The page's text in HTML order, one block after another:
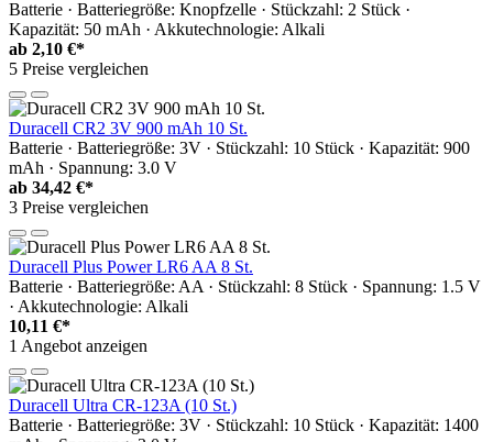
Batterie · Batteriegröße: Knopfzelle · Stückzahl: 2 Stück ·
Kapazität: 50 mAh · Akkutechnologie: Alkali
ab 2,10 €*
5 Preise vergleichen
Duracell CR2 3V 900 mAh 10 St.
Batterie · Batteriegröße: 3V · Stückzahl: 10 Stück · Kapazität: 900
mAh · Spannung: 3.0 V
ab 34,42 €*
3 Preise vergleichen
Duracell Plus Power LR6 AA 8 St.
Batterie · Batteriegröße: AA · Stückzahl: 8 Stück · Spannung: 1.5 V
· Akkutechnologie: Alkali
10,11 €*
1 Angebot anzeigen
Duracell Ultra CR-123A (10 St.)
Batterie · Batteriegröße: 3V · Stückzahl: 10 Stück · Kapazität: 1400